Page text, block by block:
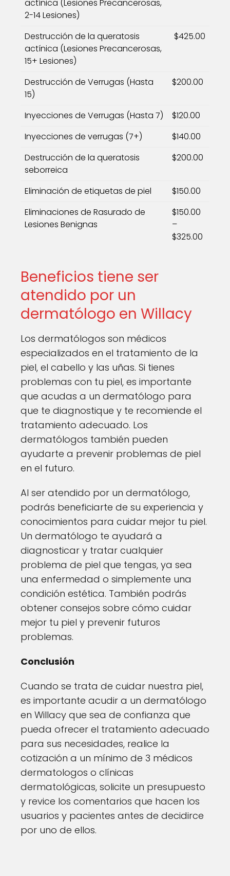
actínica (Lesiones Precancerosas,
2-14 Lesiones)
Destrucción de la queratosis
actínica (Lesiones Precancerosas,
15+ Lesiones)
$425.00
Destrucción de Verrugas (Hasta
15)
$200.00
Inyecciones de Verrugas (Hasta 7)
$120.00
Inyecciones de verrugas (7+)
$140.00
Destrucción de la queratosis
seborreica
$200.00
Eliminación de etiquetas de piel
$150.00
Eliminaciones de Rasurado de
Lesiones Benignas
$150.00
–
$325.00
Beneficios tiene ser
atendido por un
dermatólogo en Willacy
Los dermatólogos son médicos
especializados en el tratamiento de la
piel, el cabello y las uñas. Si tienes
problemas con tu piel, es importante
que acudas a un dermatólogo para
que te diagnostique y te recomiende el
tratamiento adecuado. Los
dermatólogos también pueden
ayudarte a prevenir problemas de piel
en el futuro.
Al ser atendido por un dermatólogo,
podrás beneficiarte de su experiencia y
conocimientos para cuidar mejor tu piel.
Un dermatólogo te ayudará a
diagnosticar y tratar cualquier
problema de piel que tengas, ya sea
una enfermedad o simplemente una
condición estética. También podrás
obtener consejos sobre cómo cuidar
mejor tu piel y prevenir futuros
problemas.
Conclusión
Cuando se trata de cuidar nuestra piel,
es importante acudir a un dermatólogo
en Willacy que sea de confianza que
pueda ofrecer el tratamiento adecuado
para sus necesidades, realice la
cotización a un mínimo de 3 médicos
dermatologos o clínicas
dermatológicas, solicite un presupuesto
y revice los comentarios que hacen los
usuarios y pacientes antes de decidirce
por uno de ellos.